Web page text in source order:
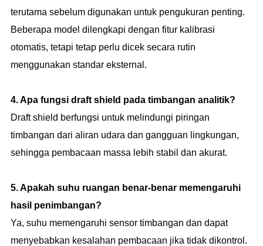
terutama sebelum digunakan untuk pengukuran penting.
Beberapa model dilengkapi dengan fitur kalibrasi
otomatis, tetapi tetap perlu dicek secara rutin
menggunakan standar eksternal.
4. Apa fungsi draft shield pada timbangan analitik?
Draft shield berfungsi untuk melindungi piringan
timbangan dari aliran udara dan gangguan lingkungan,
sehingga pembacaan massa lebih stabil dan akurat.
5. Apakah suhu ruangan benar-benar memengaruhi
hasil penimbangan?
Ya, suhu memengaruhi sensor timbangan dan dapat
menyebabkan kesalahan pembacaan jika tidak dikontrol.